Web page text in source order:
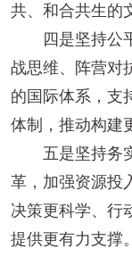
共、和合共生的
四是坚持公平
战思维、阵营对
的国际体系，支
体制，推动构建
五是坚持务实
革，加强资源投
决策更科学、行
提供更有力支撑。